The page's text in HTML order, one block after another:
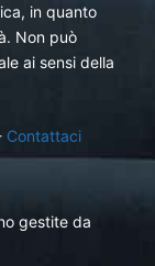
in quanto
Non può
ai sensi della
Contattaci
gestite da